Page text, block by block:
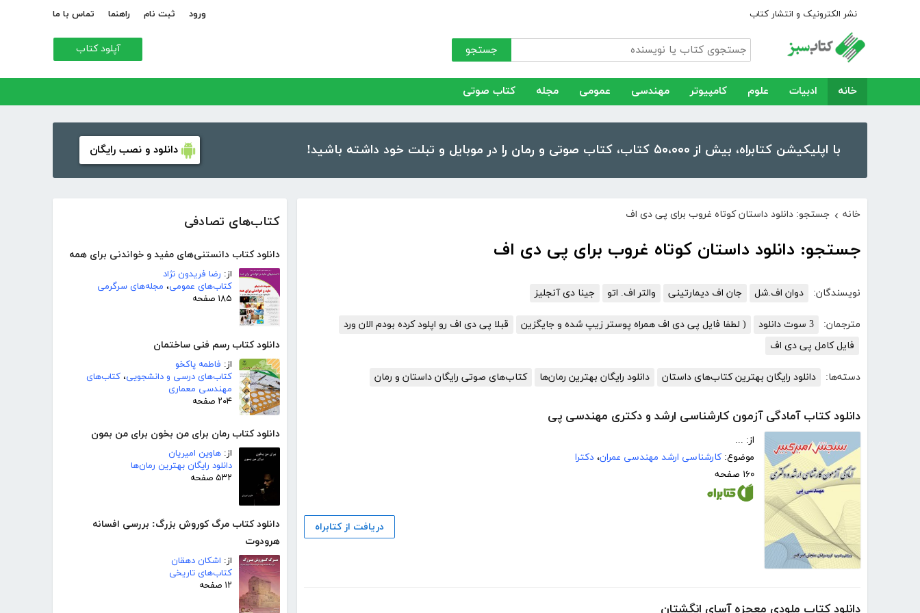
نشر الکترونیک و انتشار کتاب ورود ثبت نام راهنما تماس با ما
جستجو آپلود کتاب
خانه ادبیات علوم کامپیوتر مهندسی عمومی مجله کتاب صوتی
با اپلیکیشن کتابراه، بیش از ۵۰،۰۰۰ کتاب، کتاب صوتی و رمان را در موبایل و تبلت خود داشته باشید! دانلود و نصب رایگان
کتاب‌های تصادفی
دانلود کتاب دانستنی‌های مفید و خواندنی برای همه
از: رضا فریدون نژاد
کتاب‌های عمومی، مجله‌های سرگرمی
۱۸۵ صفحه
دانلود کتاب رسم فنی ساختمان
از: فاطمه پاکخو
کتاب‌های درسی و دانشجویی، کتاب‌های
مهندسی معماری
۲۰۴ صفحه
دانلود کتاب رمان برای من بخون برای من بمون
از: هاوین امیریان
دانلود رایگان بهترین رمان‌ها
۵۳۲ صفحه
دانلود کتاب مرگ کوروش بزرگ: بررسی افسانه
هرودوت
از: اشکان دهقان
کتاب‌های تاریخی
۱۲ صفحه
خانه › جستجو: دانلود داستان کوتاه غروب برای پی دی اف
جستجو: دانلود داستان کوتاه غروب برای پی دی اف
نویسندگان: دوان اف.شل جان اف دیمارتینی والتر اف. اتو جینا دی آنجلیز
مترجمان: 3 سوت دانلود ( لطفا فایل پی دی اف همراه پوستر زیپ شده و جایگزین
قبلا پی دی اف رو اپلود کرده بودم الان ورد
فایل کامل پی دی اف
دسته‌ها: دانلود رایگان بهترین کتاب‌های داستان دانلود رایگان بهترین رمان‌ها کتاب‌های صوتی رایگان داستان و رمان
دانلود کتاب آمادگی آزمون کارشناسی ارشد و دکتری مهندسی پی
از: ...
موضوع: کارشناسی ارشد مهندسی عمران، دکترا
۱۶۰ صفحه
دریافت از کتابراه
دانلود کتاب ملودی معجزه آسای انگشتان